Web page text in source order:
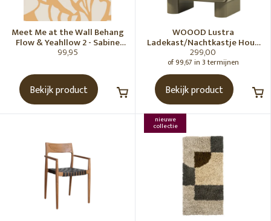
Meet Me at the Wall Behang
Flow & Yeahllow 2 - Sabine
van Vessem
99,95
Bekijk product
WOOOD Lustra
Ladekast/Nachtkastje Hout
Hoogglans Groen [Fsc]
299,00
of 99,67 in 3 termijnen
Bekijk product
nieuwe
collectie